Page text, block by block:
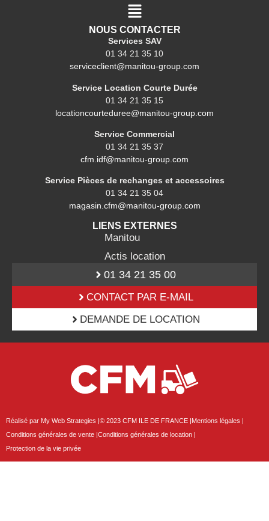
NOUS CONTACTER
Services SAV
01 34 21 35 10
serviceclient@manitou-group.com
Service Location Courte Durée
01 34 21 35 15
locationcourteduree@manitou-group.com
Service Commercial
01 34 21 35 37
cfm.idf@manitou-group.com
Service Pièces de rechanges et accessoires
01 34 21 35 04
magasin.cfm@manitou-group.com
LIENS EXTERNES
Manitou
Actis location
01 34 21 35 00
CONTACT PAR E-MAIL
DEMANDE DE LOCATION
Réalisé par My Web Strategies |© 2023 CFM ILE DE FRANCE |Mentions légales |
Conditions générales de vente |Conditions générales de location |
Protection de la vie privée